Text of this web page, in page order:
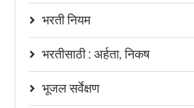
भरती नियम
भरतीसाठी : अर्हता, निकष
भूजल सर्वेक्षण